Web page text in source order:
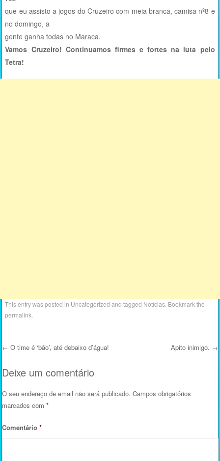
que eu assisto a jogos do Cruzeiro com meia branca, camisa nº8 e
no domingo, a
gente ganha todas no Maraca.
Vamos Cruzeiro! Continuamos firmes e fortes na luta pelo
Tetra!
This entry was posted in Uncategorized and tagged Notícias . Bookmark the
permalink
Post navigation
← O time é ‘bão’, até debaixo d’água! Apito inimigo. →
Deixe um comentário
O seu endereço de email não será publicado. Campos obrigatórios
marcados com*
Comentário*